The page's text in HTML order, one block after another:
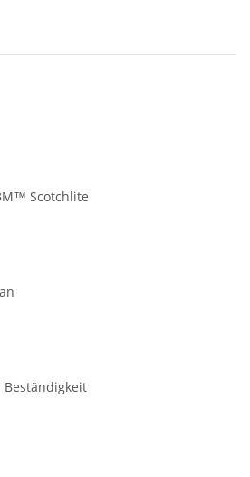
Scotchlite
Zeugnis Tasse für Lehrer